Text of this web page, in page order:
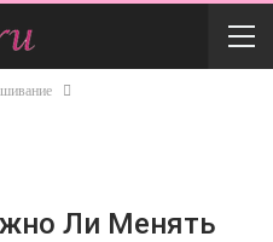
Ли Менять